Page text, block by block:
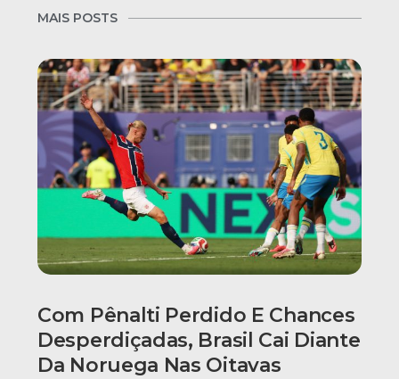
MAIS POSTS
Com Pênalti Perdido E Chances
Desperdiçadas, Brasil Cai Diante
Da Noruega Nas Oitavas